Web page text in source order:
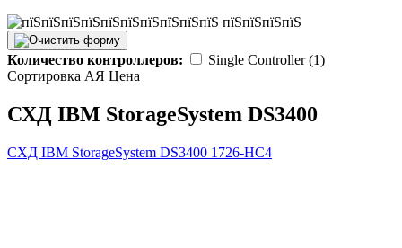
Количество контроллеров:
Single Controller (1)
Сортировка АЯ Ценa
СХД IBM StorageSystem DS3400
СХД IBM StorageSystem DS3400 1726-HC4